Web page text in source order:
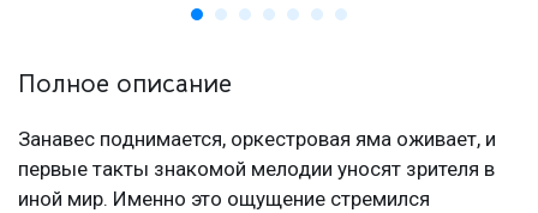
Полное описание
Занавес поднимается, оркестровая яма оживает, и
первые такты знакомой мелодии уносят зрителя в
иной мир. Именно это ощущение стремился